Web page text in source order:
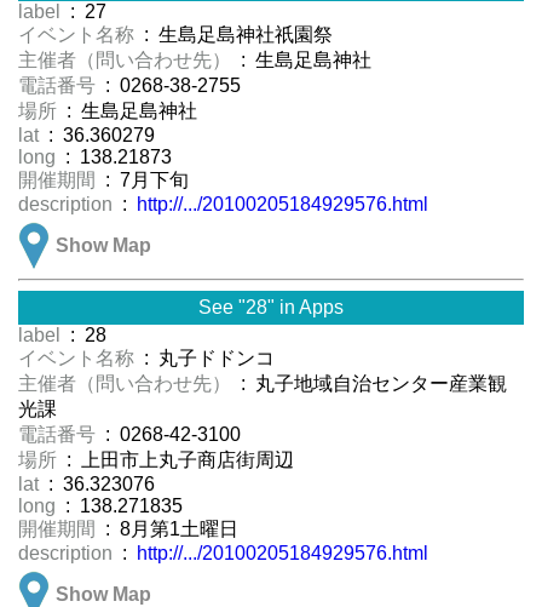
label
: 27
イベント名称 : 生島足島神社祇園祭
主催者（問い合わせ先）
: 生島足島神社
電話番号 : 0268-38-2755
場所 : 生島足島神社
lat : 36.360279
long : 138.21873
開催期間
: 7月下旬
description :
http://.../20100205184929576.html
Show Map
See "28" in Apps
label
: 28
イベント名称 : 丸子ドドンコ
主催者（問い合わせ先）
: 丸子地域自治センター産業観
光課
電話番号 : 0268-42-3100
場所 : 上田市上丸子商店街周辺
lat : 36.323076
long : 138.271835
開催期間
: 8月第1土曜日
description :
http://.../20100205184929576.html
Show Map